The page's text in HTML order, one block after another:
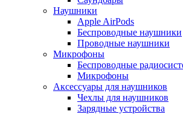
Наушники
Apple AirPods
Беспроводные наушники
Проводные наушники
Микрофоны
Беспроводные
Микрофоны
Аксессуары для наушников
Чехлы для наушников
Зарядные устройства